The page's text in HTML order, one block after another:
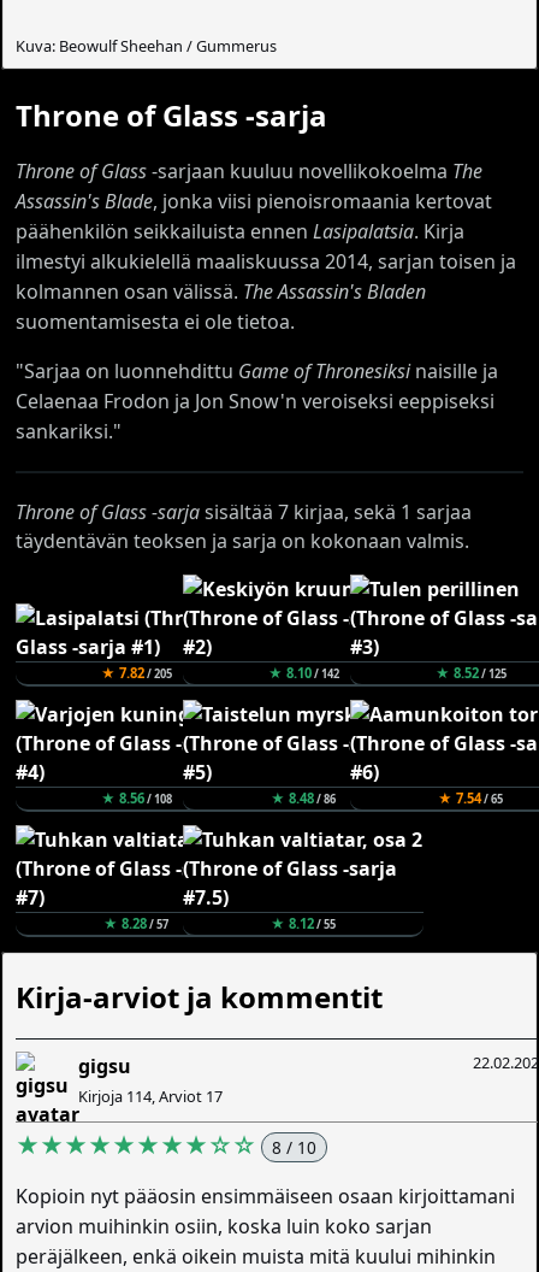
Kuva: Beowulf Sheehan / Gummerus
Throne of Glass -sarja
Throne of Glass-sarjaan kuuluu novellikokoelma The
Assassin's Blade, jonka viisi pienoisromaania kertovat
päähenkilön seikkailuista ennenLasipalatsia. Kirja
ilmestyi alkukielellä maaliskuussa 2014, sarjan toisen ja
kolmannen osan välissä. The Assassin's Bladen
suomentamisesta ei ole tietoa.
"Sarjaa on luonnehdittu Game of Thronesiksinaisille ja
Celaenaa Frodon ja Jon Snow'n veroiseksi eeppiseksi
sankariksi."
Throne of Glass -sarjasisältää 7 kirjaa, sekä 1 sarjaa
täydentävän teoksen ja sarja on kokonaan valmis.
★ 7.82/ 205 ★ 8.10/ 142 ★ 8.52/ 125
★ 8.56/ 108 ★ 8.48/ 86 ★ 7.54/ 65
★ 8.28/ 57 ★ 8.12/ 55
Kirja-arviot ja kommentit
gigsu
Kirjoja 114, Arviot 17
★★★★★★★★☆☆ 8 / 10
Kopioin nyt pääosin ensimmäiseen osaan kirjoittamani
arvion muihinkin osiin, koska luin koko sarjan
peräjälkeen, enkä oikein muista mitä kuului mihinkin